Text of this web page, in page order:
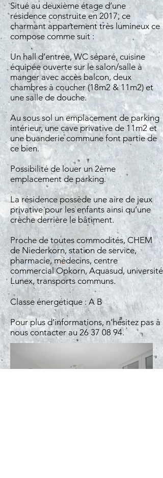
Situé au deuxième étage d’une
résidence construite en 2017, ce
charmant appartement très lumineux ce
compose comme suit :
Un hall d’entrée, WC séparé, cuisine
équipée ouverte sur le salon/salle à
manger avec accès balcon, deux
chambres à coucher (18m2 & 11m2) et
une salle de douche.
Au sous sol un emplacement de parking
intérieur, une cave privative de 11m2 et
une buanderie commune font partie de
ce bien.
Possibilité de louer un 2ème
emplacement de parking.
La résidence possède une aire de jeux
privative pour les enfants ainsi qu’une
crèche derrière le bâtiment.
Proche de toutes commodités, CHEM
de Niederkorn, station de service,
pharmacie, médecins, centre
commercial Opkorn, Aquasud, université
Lunex, transports communs.
Classe énergétique : A B
Pour plus d’informations, n’hésitez pas à
nous contacter au26 37 08 94.